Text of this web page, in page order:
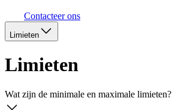
Contacteer ons
Limieten
Limieten
Wat zijn de minimale en maximale limieten?